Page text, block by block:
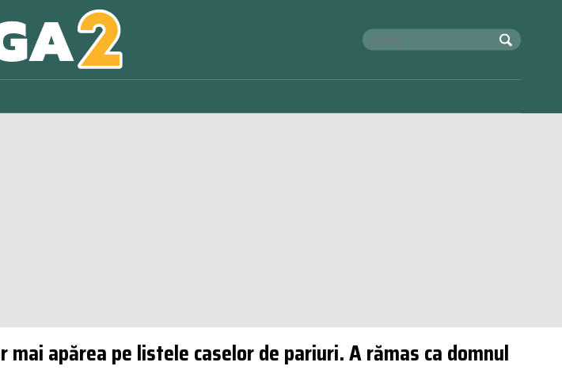
apărea pe listele caselor de pariuri. A rămas ca domnul